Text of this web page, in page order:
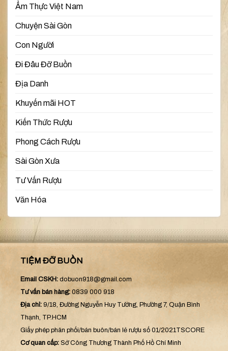
Ẩm Thực Việt Nam
Chuyện Sài Gòn
Con Người
Đi Đâu Đỡ Buồn
Địa Danh
Khuyến mãi HOT
Kiến Thức Rượu
Phong Cách Rượu
Sài Gòn Xưa
Tư Vấn Rượu
Văn Hóa
TIỆM ĐỠ BUỒN
Email CSKH: dobuon918@gmail.com
Tư vấn bán hàng: 0839 000 918
Địa chỉ: 9/18, Đường Nguyễn Huy Tưởng, Phường 7, Quận Bình
Thạnh, TP.HCM
Giấy phép phân phối/bán buôn/bán lẻ rượu số 01/2021TSCORE
Cơ quan cấp: Sở Công Thương Thành Phố Hồ Chí Minh